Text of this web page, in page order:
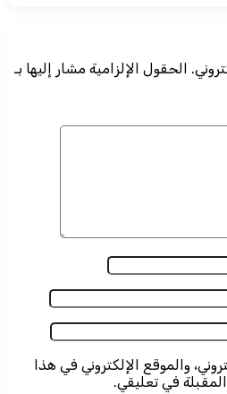
الحقول الإلزامية مشار إليها بـ
والموقع الإلكتروني في هذا
في تعليقي.